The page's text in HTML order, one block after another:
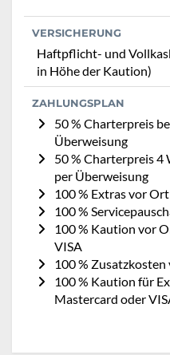
VERSICHERUNG
Haftpflicht- und
in Höhe der Kaution)
ZAHLUNGSPLAN
50 % Charterpreis
Überweisung
50 % Charterpreis 4
per Überweisung
100 % Extras vor
100 %
100 % Kaution vor
VISA
100 %
100 % Kaution für
Mastercard oder